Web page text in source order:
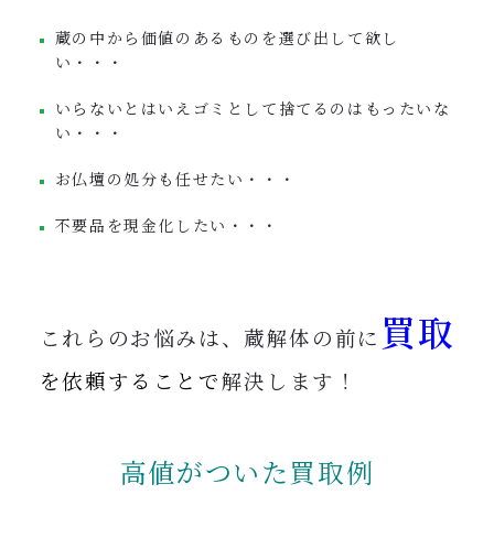
蔵の中から価値のあるものを選び出して欲し
い・・・
いらないとはいえゴミとして捨てるのはもったいな
い・・・
お仏壇の処分も任せたい・・・
不要品を現金化したい・・・
これらのお悩みは、蔵解体の前に 買取
を依頼することで解決します！
高値がついた買取例